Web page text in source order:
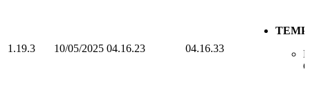
1.19.3 10/05/2025 04.16.23 04.16.33